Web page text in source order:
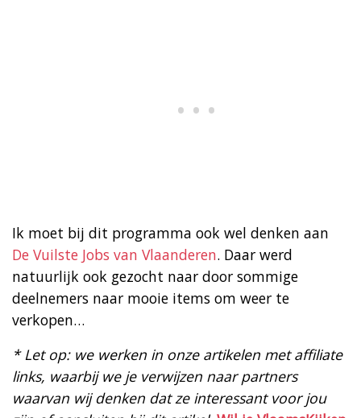
Ik moet bij dit programma ook wel denken aan
De Vuilste Jobs van Vlaanderen. Daar werd
natuurlijk ook gezocht naar door sommige
deelnemers naar mooie items om weer te
verkopen…
* Let op: we werken in onze artikelen met affiliate
links, waarbij we je verwijzen naar partners
waarvan wij denken dat ze interessant voor jou